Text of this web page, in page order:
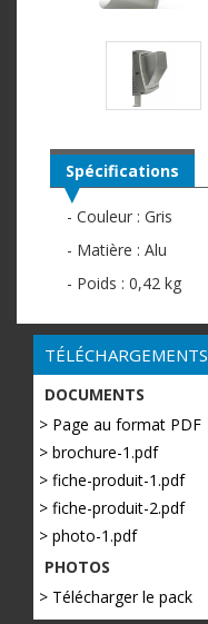
Spécifications
- Couleur : Gris
- Matière : Alu
- Poids : 0,42 kg
TÉLÉCHARGEMENTS
DOCUMENTS
> Page au format PDF
> brochure-1.pdf
> fiche-produit-1.pdf
> fiche-produit-2.pdf
> photo-1.pdf
PHOTOS
> Télécharger le pack